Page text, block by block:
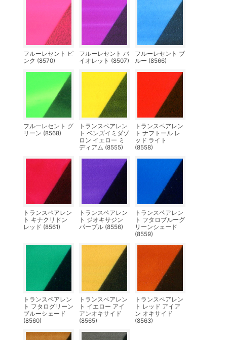
フルーレセント ピ
ンク (8570)
フルーレセント バ
イオレット (8507)
フルーレセント ブ
ルー (8566)
フルーレセント グ
リーン (8568)
トランスペアレン
ト ベンズイミダゾ
ロン イエロー ミ
ディアム (8555)
トランスペアレン
ト ナフトール レ
ッド ライト
(8558)
トランスペアレン
ト キナクリドン
レッド (8561)
トランスペアレン
ト ジオキサジン
パープル (8556)
トランスペアレン
ト フタロブルーグ
リーンシェード
(8559)
トランスペアレン
ト フタログリーン
ブルーシェード
(8560)
トランスペアレン
ト イエロー アイ
アンオキサイド
(8565)
トランスペアレン
ト レッド アイア
ン オキサイド
(8563)